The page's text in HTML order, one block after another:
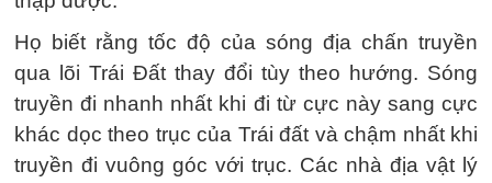
Họ biết rằng tốc độ của sóng địa chấn truyền
qua lõi Trái Đất thay đổi tùy theo hướng. Sóng
truyền đi nhanh nhất khi đi từ cực này sang cực
khác dọc theo trục của Trái đất và chậm nhất khi
truyền đi vuông góc với trục. Các nhà địa vật lý